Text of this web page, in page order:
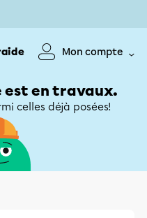
Mon compte
est en travaux.
celles déjà posées!